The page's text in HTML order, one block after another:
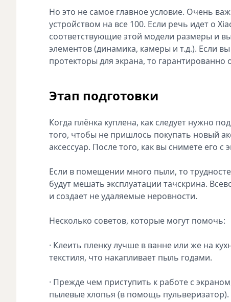
Но это не самое главное условие. Очень
устройством на все 100. Если речь идет о
соответствующие этой модели размеры и
элементов (динамика, камеры и т.д.). Если
протекторы для экрана, то
Этап подготовки
Когда плёнка куплена, как следует нужно
того, чтобы не пришлось покупать новый
аксессуар. После того, как вы снимете его с
Если в помещении много пыли, то
будут мешать эксплуатации тачскрина.
и создает не удаляемые неровности.
Несколько советов, которые могут помочь:
· Клеить пленку лучше в ванне или же на
текстиля, что накапливает пыль годами.
· Прежде чем приступить к работе с
пылевые хлопья (в помощь пульверизатор).